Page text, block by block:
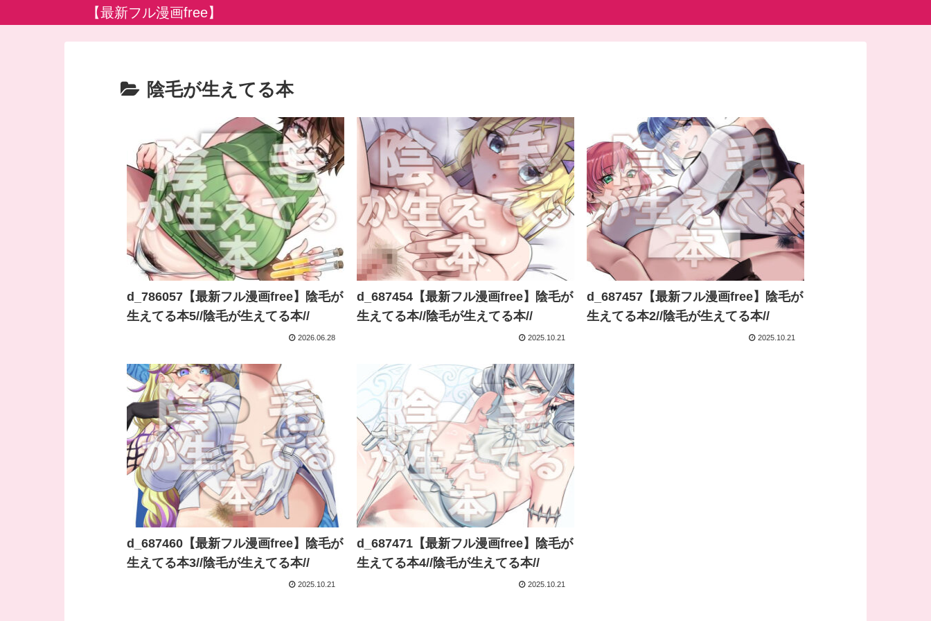
【最新フル漫画free】
陰毛が生えてる本
d_786057【最新フル漫画free】陰毛が
生えてる本5//陰毛が生えてる本//
2026.06.28
d_687454【最新フル漫画free】陰毛が
生えてる本//陰毛が生えてる本//
2025.10.21
d_687457【最新フル漫画free】陰毛が
生えてる本2//陰毛が生えてる本//
2025.10.21
d_687460【最新フル漫画free】陰毛が
生えてる本3//陰毛が生えてる本//
2025.10.21
d_687471【最新フル漫画free】陰毛が
生えてる本4//陰毛が生えてる本//
2025.10.21